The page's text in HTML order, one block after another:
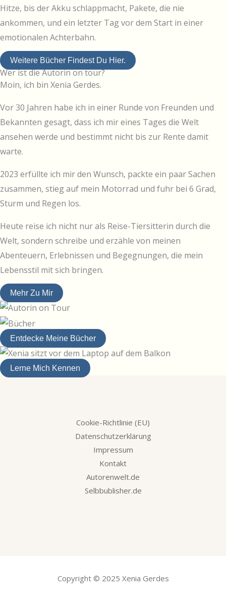
Hitze, bis der Akku schlappmacht, Pakete, die nie
ankommen, und ein letzter Tag vor dem Start in einer
emotionalen Achterbahn.
Weitere Bücher Findest Du Hier.
Wer ist die Autorin on tour?
Moin, ich bin Xenia Gerdes.
Vor 30 Jahren habe ich in einer Runde von Freunden und
Bekannten gesagt, dass ich mir eines Tages die Welt
ansehen werde und bestimmt nicht bis zur Rente damit
warte.
2023 erfüllte ich mir den Wunsch, packte ein paar Sachen
zusammen, stieg auf mein Motorrad und fuhr bei 6 Grad,
Sturm und Regen los.
Heute reise ich nicht nur als Reise-Tiersitterin durch die
Welt, sondern schreibe und erzähle von meinen
Abenteuern, Erlebnissen und Begegnungen, die mein
Lebensstil mit sich bringen.
Mehr Zu Mir
Entdecke Meine Bücher
Lerne Mich Kennen
Cookie-Richtlinie (EU)
Datenschutzerklärung
Impressum
Kontakt
Autorenwelt.de
Selbbublisher.de
Copyright © 2025 Xenia Gerdes